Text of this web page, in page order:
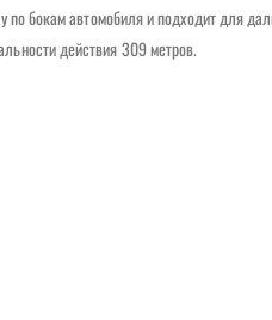
бокам автомобиля и подходит для
действия 309 метров.